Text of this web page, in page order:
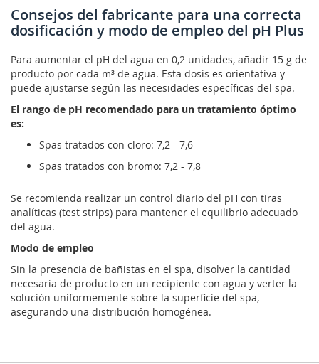
Consejos del fabricante para una correcta
dosificación y modo de empleo del pH Plus
Para aumentar el pH del agua en 0,2 unidades, añadir 15 g de
producto por cada m³ de agua. Esta dosis es orientativa y
puede ajustarse según las necesidades específicas del spa.
El rango de pH recomendado para un tratamiento óptimo
es:
Spas tratados con cloro: 7,2 - 7,6
Spas tratados con bromo: 7,2 - 7,8
Se recomienda realizar un control diario del pH con tiras
analíticas (test strips) para mantener el equilibrio adecuado
del agua.
Modo de empleo
Sin la presencia de bañistas en el spa, disolver la cantidad
necesaria de producto en un recipiente con agua y verter la
solución uniformemente sobre la superficie del spa,
asegurando una distribución homogénea.